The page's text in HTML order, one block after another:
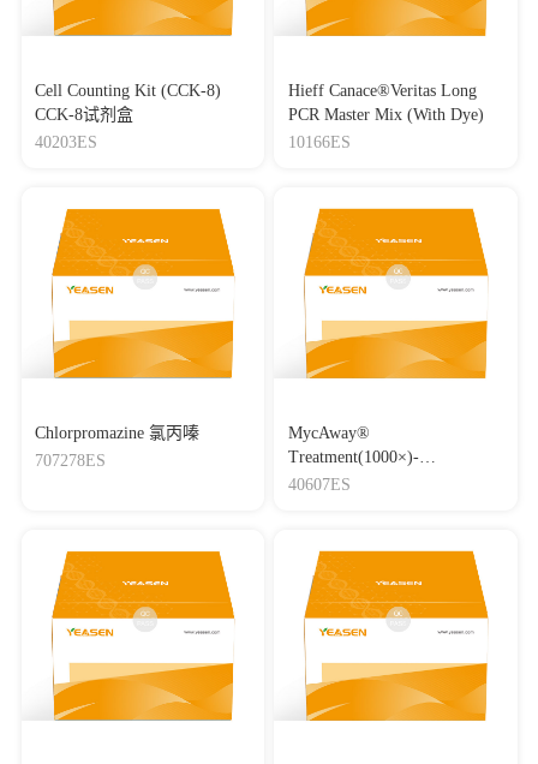
Cell Counting Kit (CCK-8)
CCK-8试剂盒
40203ES
Hieff Canace®Veritas Long
PCR Master Mix (With Dye)
10166ES
Chlorpromazine 氯丙嗪
707278ES
MycAway®
Treatment(1000×)-
Mycoplasma Elimination
40607ES